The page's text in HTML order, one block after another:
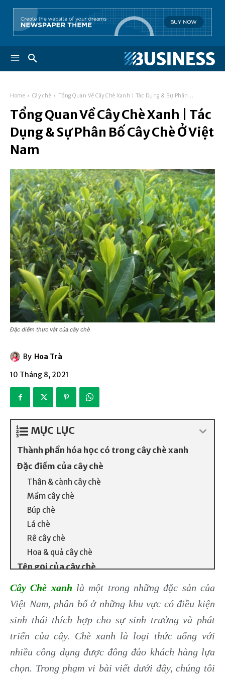
Home Cây chè Tổng Quan Về Cây Chè Xanh | Tác Dụng & Sự Phân...
Tổng Quan Về Cây Chè Xanh | Tác
Dụng & Sự Phân Bố Cây Chè Ở Việt
Nam
Đặc điểm thực vật của cây chè
By Hoa Trà
10 Tháng 8, 2021
MỤC LỤC
Thành phần hóa học có trong cây chè xanh
Đặc điểm của cây chè
Thân & cành cây chè
Mầm cây chè
Búp chè
Lá chè
Rễ cây chè
Hoa & quả cây chè
Tên gọi của cây chè
Nguồn gốc cây chè xanh
Lịch sử phát triển của cây chè Việt Nam
Cây chè phân bố nhiều ở đâu trên Thế Giới
Phân loại cây chè
Cây chè Trung Quốc lá nhỏ
Cây Chè xanh là một trong những đặc sản của
Việt Nam, phân bố ở những khu vực có điều kiện
sinh thái thích hợp cho sự sinh trưởng và phát
triển của cây. Chè xanh là loại thức uống với
nhiều công dụng được đông đảo khách hàng lựa
chọn. Trong phạm vi bài viết dưới đây, chúng tôi